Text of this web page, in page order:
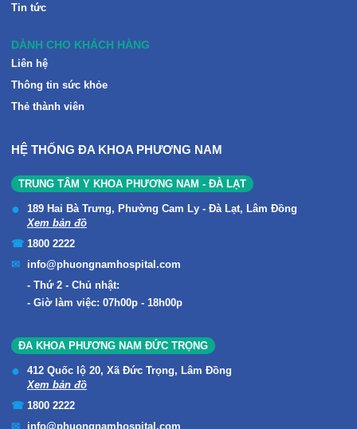
Tin tức
DÀNH CHO KHÁCH HÀNG
Liên hệ
Thông tin sức khỏe
Thẻ thành viên
HỆ THỐNG ĐA KHOA PHƯƠNG NAM
TRUNG TÂM Y KHOA PHƯƠNG NAM - ĐÀ LẠT
189 Hai Bà Trưng, Phường Cam Ly - Đà Lạt, Lâm Đồng
Xem bản đồ
1800 2222
info@phuongnamhospital.com
Thứ 2 - Chủ nhật:
Giờ làm việc: 07h00p - 18h00p
ĐA KHOA PHƯƠNG NAM ĐỨC TRỌNG
412 Quốc lộ 20, Xã Đức Trọng, Lâm Đồng
Xem bản đồ
1800 2222
info@phuongnamhospital.com